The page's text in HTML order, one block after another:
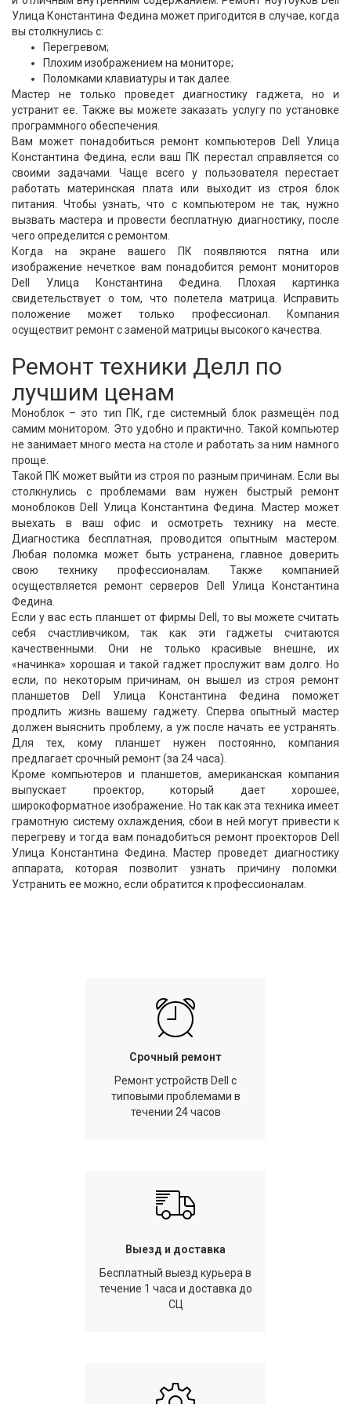
Улица Константина Федина может пригодится в случае, когда
вы столкнулись с:
Перегревом;
Плохим изображением на мониторе;
Поломками клавиатуры и так далее.
Мастер не только проведет диагностику гаджета, но и
устранит ее. Также вы можете заказать услугу по установке
программного обеспечения.
Вам может понадобиться ремонт компьютеров Dell Улица
Константина Федина, если ваш ПК перестал справляется со
своими задачами. Чаще всего у пользователя перестает
работать материнская плата или выходит из строя блок
питания. Чтобы узнать, что с компьютером не так, нужно
вызвать мастера и провести бесплатную диагностику, после
чего определится с ремонтом.
Когда на экране вашего ПК появляются пятна или
изображение нечеткое вам понадобится ремонт мониторов
Dell Улица Константина Федина. Плохая картинка
свидетельствует о том, что полетела матрица. Исправить
положение может только профессионал. Компания
осуществит ремонт с заменой матрицы высокого качества.
Ремонт техники Делл по
лучшим ценам
Моноблок – это тип ПК, где системный блок размещён под
самим монитором. Это удобно и практично. Такой компьютер
не занимает много места на столе и работать за ним намного
проще.
Такой ПК может выйти из строя по разным причинам. Если вы
столкнулись с проблемами вам нужен быстрый ремонт
моноблоков Dell Улица Константина Федина. Мастер может
выехать в ваш офис и осмотреть технику на месте.
Диагностика бесплатная, проводится опытным мастером.
Любая поломка может быть устранена, главное доверить
свою технику профессионалам. Также компанией
осуществляется ремонт серверов Dell Улица Константина
Федина.
Если у вас есть планшет от фирмы Dell, то вы можете считать
себя счастливчиком, так как эти гаджеты считаются
качественными. Они не только красивые внешне, их
«начинка» хорошая и такой гаджет прослужит вам долго. Но
если, по некоторым причинам, он вышел из строя ремонт
планшетов Dell Улица Константина Федина поможет
продлить жизнь вашему гаджету. Сперва опытный мастер
должен выяснить проблему, а уж после начать ее устранять.
Для тех, кому планшет нужен постоянно, компания
предлагает срочный ремонт (за 24 часа).
Кроме компьютеров и планшетов, американская компания
выпускает проектор, который дает хорошее,
широкоформатное изображение. Но так как эта техника имеет
грамотную систему охлаждения, сбои в ней могут привести к
перегреву и тогда вам понадобиться ремонт проекторов Dell
Улица Константина Федина. Мастер проведет диагностику
аппарата, которая позволит узнать причину поломки.
Устранить ее можно, если обратится к профессионалам.
Срочный ремонт
Ремонт устройств Dell с
типовыми проблемами в
течении 24 часов
Выезд и доставка
Бесплатный выезд курьера в
течение 1 часа и доставка до
СЦ